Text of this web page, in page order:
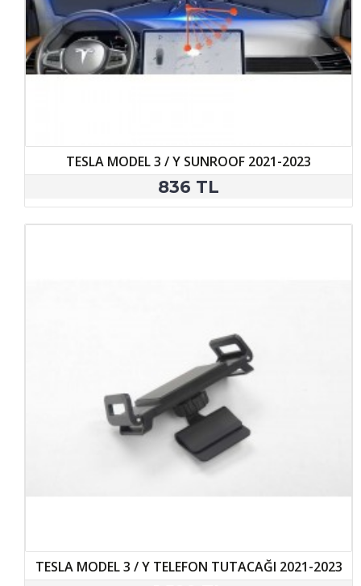
TESLA MODEL 3 / Y SUNROOF 2021-2023
836 TL
TESLA MODEL 3 / Y TELEFON TUTACAĞI 2021-2023